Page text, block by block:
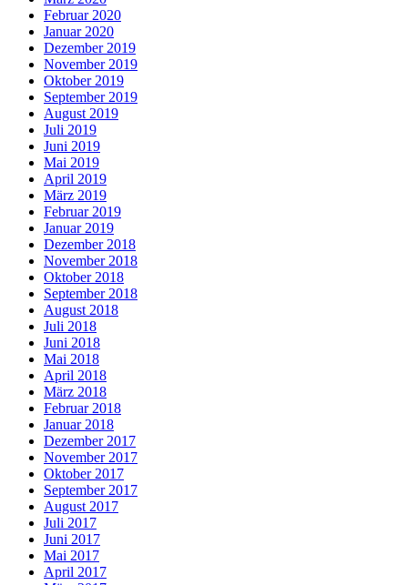
Februar 2020
Januar 2020
Dezember 2019
November 2019
Oktober 2019
September 2019
August 2019
Juli 2019
Juni 2019
Mai 2019
April 2019
März 2019
Februar 2019
Januar 2019
Dezember 2018
November 2018
Oktober 2018
September 2018
August 2018
Juli 2018
Juni 2018
Mai 2018
April 2018
März 2018
Februar 2018
Januar 2018
Dezember 2017
November 2017
Oktober 2017
September 2017
August 2017
Juli 2017
Juni 2017
Mai 2017
April 2017